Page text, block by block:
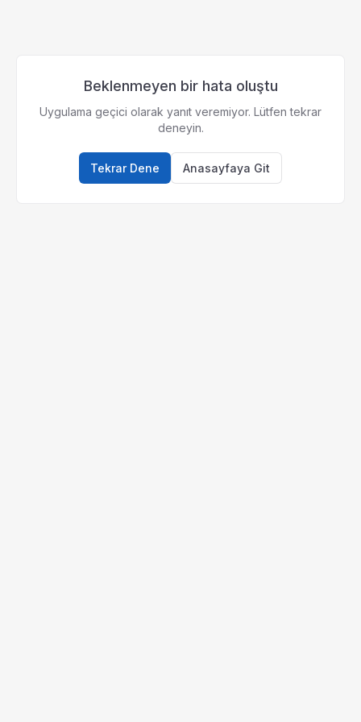
Beklenmeyen bir hata oluştu
Uygulama geçici olarak yanıt veremiyor. Lütfen tekrar
deneyin.
Tekrar Dene Anasayfaya Git